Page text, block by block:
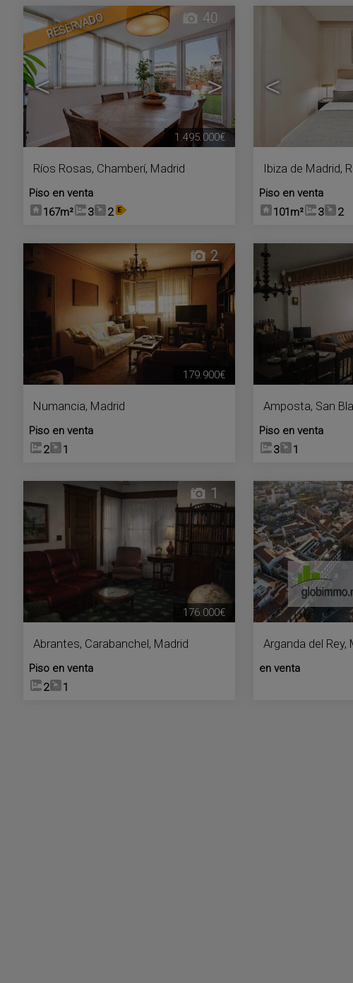
RESERVADO
< >
40
Ríos Rosas, Chamberí, Madrid
Piso en venta
167m²
3 2
1.495.000€
<
Ibiza de Madrid,
Piso en venta
101m²
3 2
2
Numancia, Madrid
Piso en venta
2
1
179.900€
Amposta, San
Piso en venta
3
1
1
Abrantes, Carabanchel, Madrid
Piso en venta
2
1
176.000€
Arganda del Rey,
en venta